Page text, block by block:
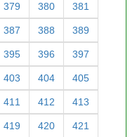
379 380 381
387 388 389
395 396 397
403 404 405
411 412 413
419 420 421